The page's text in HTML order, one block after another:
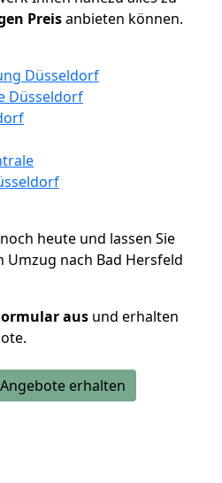
Preisanbieten können.
Düsseldorf
Düsseldorf
heute und lassen Sie
Umzug nach Bad Hersfeld
aus und erhalten
erhalten